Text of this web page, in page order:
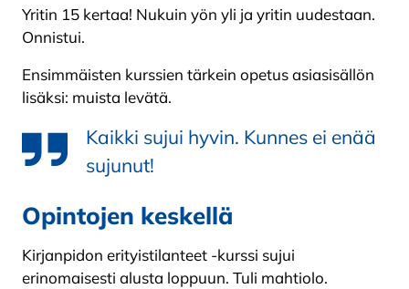
Yritin 15 kertaa! Nukuin yön yli ja yritin uudestaan.
Onnistui.
Ensimmäisten kurssien tärkein opetus asiasisällön
lisäksi: muista levätä.
Kaikki sujui hyvin. Kunnes ei enää
sujunut!
Opintojen keskellä
Kirjanpidon erityistilanteet -kurssi sujui
erinomaisesti alusta loppuun. Tuli mahtiolo.